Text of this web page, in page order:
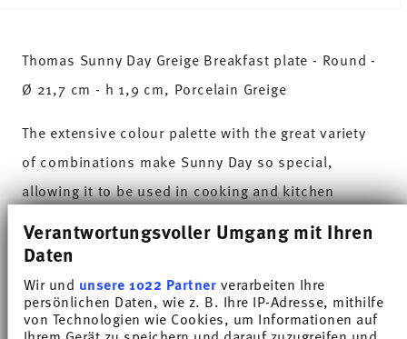
Verantwortungsvoller Umgang mit Ihren
Daten
Wir und unsere 1022 Partnerverarbeiten Ihre
persönlichen Daten, wie z. B. Ihre IP-Adresse, mithilfe
von Technologien wie Cookies, um Informationen auf
Thomas Sunny Day Greige Breakfast plate - Round -
Ø 21,7 cm - h 1,9 cm, Porcelain Greige
The extensive colour palette with the great variety
of combinations make Sunny Day so special,
allowing it to be used in cooking and kitchen
cheerful style ensures that every day is simply
unique.HAVE A SUNNY DAY!
This universal shade has been the subject of a lot